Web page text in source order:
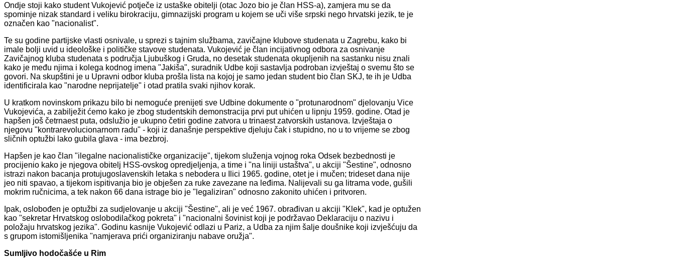
Ondje stoji kako student Vukojević potječe iz ustaške obitelji (otac Jozo bio je član HSS-a), zamjera mu se da
spominje nizak standard i veliku birokraciju, gimnazijski program u kojem se uči više srpski nego hrvatski jezik, te je
označen kao "nacionalist".
Te su godine partijske vlasti osnivale, u sprezi s tajnim službama, zavičajne klubove studenata u Zagrebu, kako bi
imale bolji uvid u ideološke i političke stavove studenata. Vukojević je član incijativnog odbora za osnivanje
Zavičajnog kluba studenata s područja Ljubuškog i Gruda, no desetak studenata okupljenih na sastanku nisu znali
kako je među njima i kolega kodnog imena "Jakiša", suradnik Udbe koji sastavlja podroban izvještaj o svemu što se
govori. Na skupštini je u Upravni odbor kluba prošla lista na kojoj je samo jedan student bio član SKJ, te ih je Udba
identificirala kao "narodne neprijatelje" i otad pratila svaki njihov korak.
U kratkom novinskom prikazu bilo bi nemoguće prenijeti sve Udbine dokumente o "protunarodnom" djelovanju Vice
Vukojevića, a zabilježit ćemo kako je zbog studentskih demonstracija prvi put uhićen u lipnju 1959. godine. Otad je
hapšen još četrnaest puta, odslužio je ukupno četiri godine zatvora u trinaest zatvorskih ustanova. Izvještaja o
njegovu "kontrarevolucionarnom radu" - koji iz današnje perspektive djeluju čak i stupidno, no u to vrijeme se zbog
sličnih optužbi lako gubila glava - ima bezbroj.
Hapšen je kao član "ilegalne nacionalističke organizacije", tijekom služenja vojnog roka Odsek bezbednosti je
procijenio kako je njegova obitelj HSS-ovskog opredjeljenja, a time i "na liniji ustaštva", u akciji "Šestine", odnosno
istrazi nakon bacanja protujugoslavenskih letaka s nebodera u Ilici 1965. godine, otet je i mučen; trideset dana nije
jeo niti spavao, a tijekom ispitivanja bio je obješen za ruke zavezane na leđima. Nalijevali su ga litrama vode, gušili
mokrim ručnicima, a tek nakon 66 dana istrage bio je "legaliziran" odnosno zakonito uhićen i pritvoren.
Ipak, oslobođen je optužbi za sudjelovanje u akciji "Šestine", ali je već 1967. obrađivan u akciji "Klek", kad je optužen
kao "sekretar Hrvatskog oslobodilačkog pokreta" i "nacionalni šovinist koji je podržavao Deklaraciju o nazivu i
položaju hrvatskog jezika". Godinu kasnije Vukojević odlazi u Pariz, a Udba za njim šalje doušnike koji izvješćuju da
s grupom istomišljenika "namjerava prići organiziranju nabave oružja".
Sumljivo hodočašće u Rim